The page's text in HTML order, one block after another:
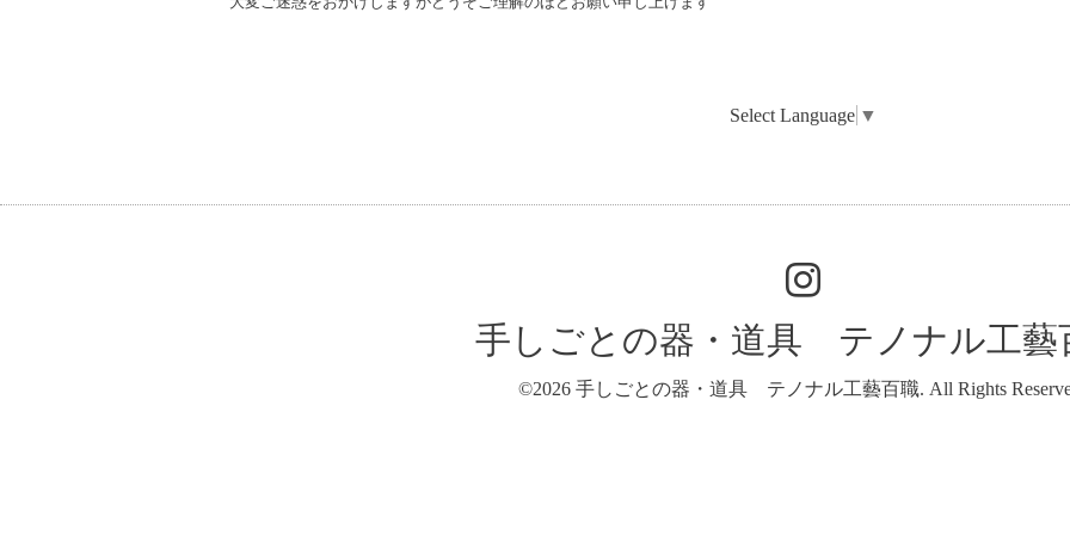
Select Language ▼
手しごとの器・道具 テノナル工藝
©2026 手しごとの器・道具 テノナル工藝百職. All Rights